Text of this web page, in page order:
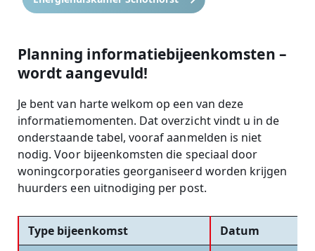
Planning informatiebijeenkomsten –
wordt aangevuld!
Je bent van harte welkom op een van deze
informatiemomenten. Dat overzicht vindt u in de
onderstaande tabel, vooraf aanmelden is niet
nodig. Voor bijeenkomsten die speciaal door
woningcorporaties georganiseerd worden krijgen
huurders een uitnodiging per post.
Type bijeenkomst
Datum